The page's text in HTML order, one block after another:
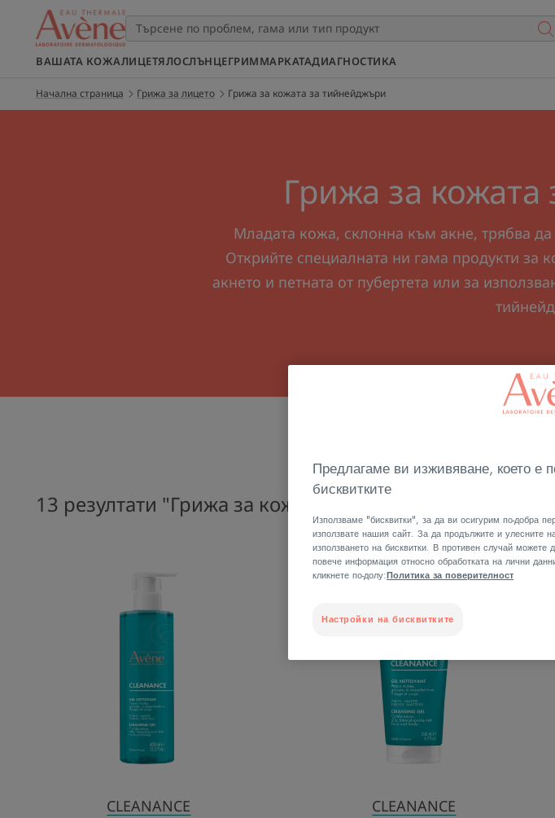
ВАШАТА КОЖАЛИЦЕТЯЛОСЛЪНЦЕГРИММАРКАТАДИАГНОСТИКА
Начална страница Грижа за лицето Грижа за кожата за тийнейджъри
Грижа за
Младата кожа, склонна към акне, трябва
Открийте специалната ни гама продукти за
акнето и петната от пубертета или за
13 резултати "Грижа за кожата за тийнейджъри"
ГЕЛ
CLEANANCE
ПОЧИСТВАЩ
ГЕЛ
НАЙ-ПРОДАВАН
ПРОДУКТ
CLEANANCE
Предлагаме ви изживяване, което е
бисквитките
Използваме "бисквитки", за да ви осигурим по-добра
използвате нашия сайт. За да продължите и улесните
използването на бисквитки. В противен случай можете
повече информация относно обработката на лични
кликнете по-долу: Политика за поверителност
Настройки на бисквитките